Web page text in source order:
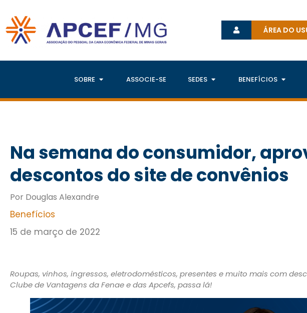
ÁREA DO
SOBRE ASSOCIE-SE SEDES BENEFÍCIOS
Na semana do consumidor,
descontos do site de convênios
Por Douglas Alexandre
Benefícios
15 de março de 2022
Roupas, vinhos, ingressos, eletrodomésticos, presentes e muito mais com
Clube de Vantagens da Fenae e das Apcefs, passa lá!